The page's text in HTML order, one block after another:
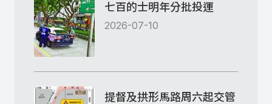
七百的士明年分批投運
2026-07-10
提督及拱形馬路周六起交管